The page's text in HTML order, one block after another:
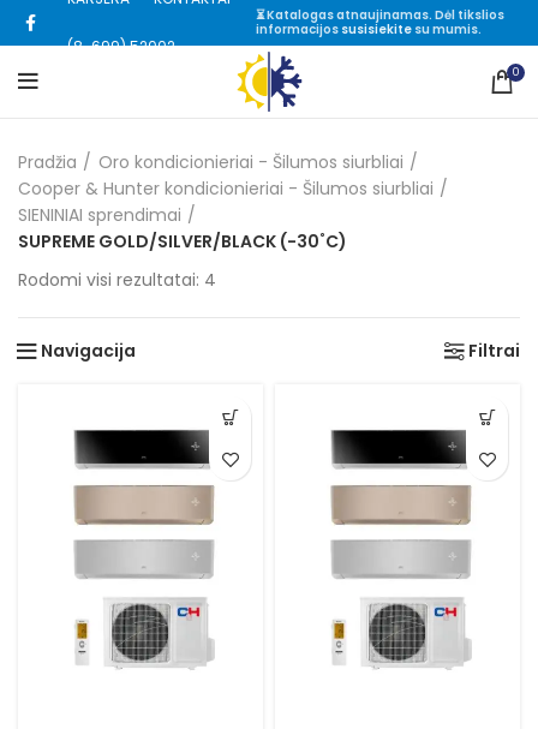
(8-699) 52002
⏳ Katalogas atnaujinamas. Dėl tikslios
informacijos susisiekitesu mumis.
0
Pradžia
Oro kondicionieriai - Šilumos siurbliai
Cooper & Hunter kondicionieriai - Šilumos siurbliai
SIENINIAI sprendimai
SUPREME GOLD/SILVER/BLACK (-30˚C)
Rodomi visi rezultatai: 4
iki
Navigacija Filtrai